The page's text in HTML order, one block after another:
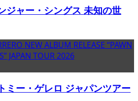
ジャー・シングス 未知の世
ミー・ゲレロ ジャパンツアー